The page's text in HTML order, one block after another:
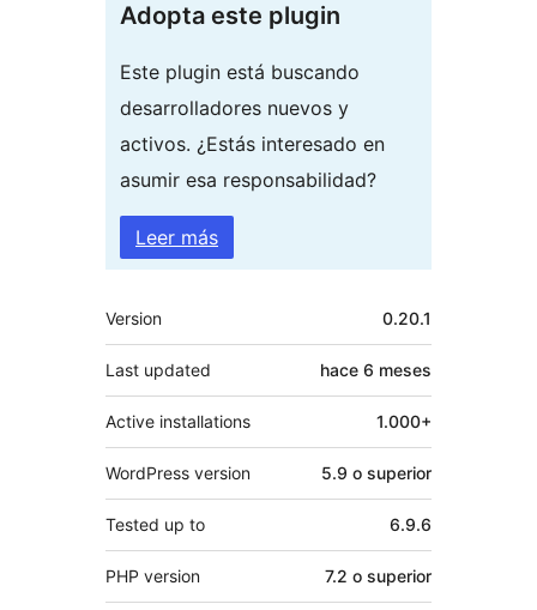
Adopta este plugin
Este plugin está buscando
desarrolladores nuevos y
activos. ¿Estás interesado en
asumir esa responsabilidad?
Leer más
Meta
Version 0.20.1
Last updated hace 6 meses
Active installations 1.000+
WordPress version 5.9 o superior
Tested up to 6.9.6
PHP version 7.2 o superior